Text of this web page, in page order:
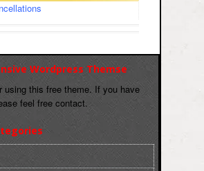
Wordpress Themse
using this free theme. If you have
feel free contact.